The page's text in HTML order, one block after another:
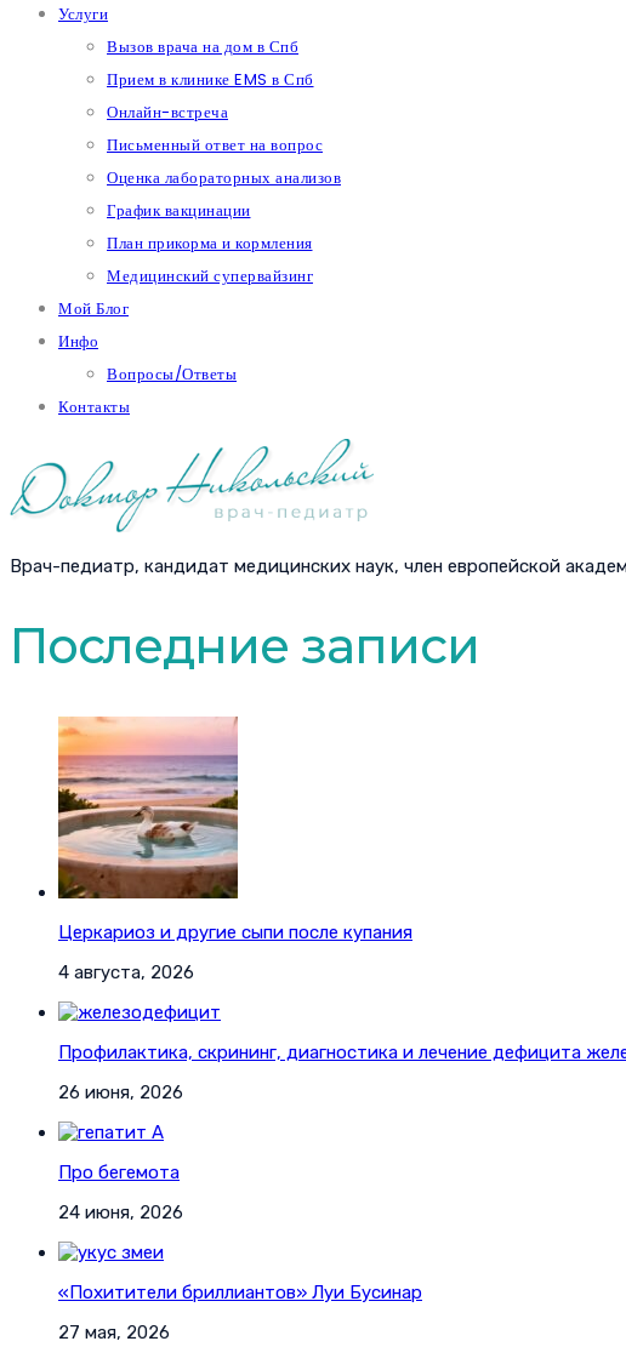
Услуги
Вызов врача на дом в Спб
Прием в клинике EMS в Спб
Онлайн-встреча
Письменный ответ на вопрос
Оценка лабораторных анализов
График вакцинации
План прикорма и кормления
Медицинский супервайзинг
Мой Блог
Инфо
Вопросы/Ответы
Контакты
Врач-педиатр, кандидат медицинских наук, член европейской
Последние записи
Церкариоз и другие сыпи после купания
4 августа, 2026
Профилактика, скрининг, диагностика и лечение дефицита
26 июня, 2026
Про бегемота
24 июня, 2026
«Похитители бриллиантов» Луи Бусинар
27 мая, 2026